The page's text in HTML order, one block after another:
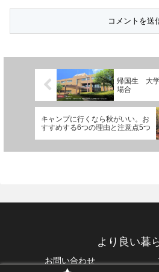
帰国生 大
場合
キャンプに行くなら秋がいい。お
すすめする6つの理由と注意点5つ
より良い暮
お問い合わせ